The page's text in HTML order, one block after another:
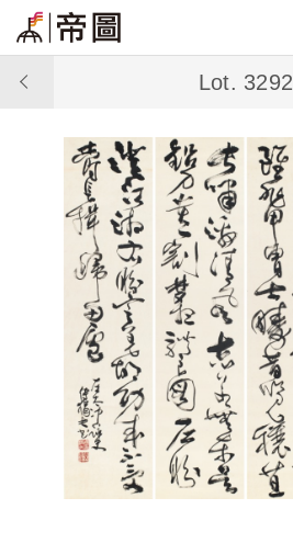
Lot. 3292